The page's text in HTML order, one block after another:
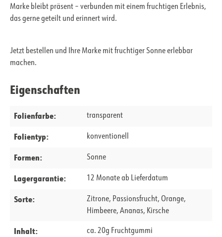
Marke bleibt präsent – verbunden mit einem fruchtigen Erlebnis,
das gerne geteilt und erinnert wird.
Jetzt bestellen und Ihre Marke mit fruchtiger Sonne erlebbar
machen.
Eigenschaften
Folienfarbe: transparent
Folientyp: konventionell
Formen: Sonne
Lagergarantie: 12 Monate ab Lieferdatum
Sorte:
Zitrone, Passionsfrucht, Orange,
Himbeere, Ananas, Kirsche
Inhalt: ca. 20g Fruchtgummi